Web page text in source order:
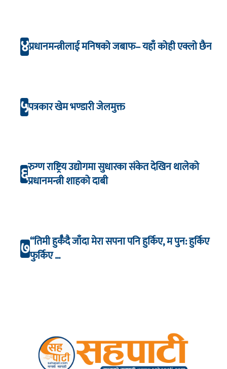
४प्रधानमन्त्रीलाई मनिषको जबाफ– यहाँ कोही एक्लो छैन
५पत्रकार खेम भण्डारी जेलमुक्त
६रुग्ण राष्ट्रिय उद्योगमा सुधारका संकेत देखिन थालेको
प्रधानमन्त्री शाहको दाबी
७“तिमी हुर्कँदै जाँदा मेरा सपना पनि हुर्किए, म पुन: हुर्किए
फुर्किए …